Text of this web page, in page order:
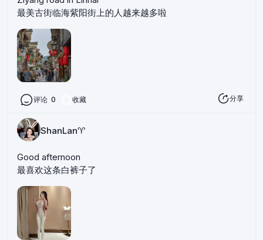
最美古街临海紫阳街上的人越来越多啦
评论 0 收藏 分享
ShanLan♈️
Good afternoon
最喜欢这条白裤子了